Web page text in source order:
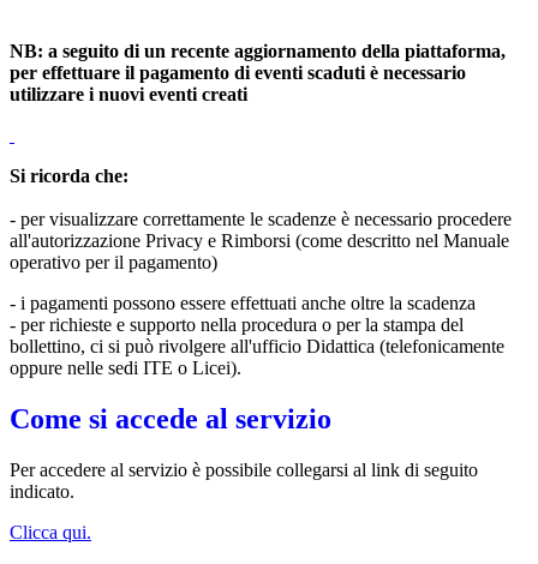
NB: a seguito di un recente aggiornamento della piattaforma,
per effettuare il pagamento di eventi scaduti è necessario
utilizzare i nuovi eventi creati
Si ricorda che:
- per visualizzare correttamente le scadenze è necessario procedere
all'autorizzazione Privacy e Rimborsi (come descritto nel Manuale
operativo per il pagamento)
- i pagamenti possono essere effettuati anche oltre la scadenza
- per richieste e supporto nella procedura o per la stampa del
bollettino, ci si può rivolgere all'ufficio Didattica (telefonicamente
oppure nelle sedi ITE o Licei).
Come si accede al servizio
Per accedere al servizio è possibile collegarsi al link di seguito
indicato.
Clicca qui.